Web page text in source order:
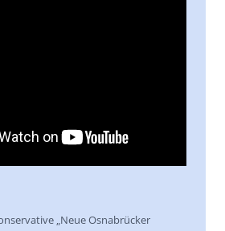
„Neue Osnabrücker